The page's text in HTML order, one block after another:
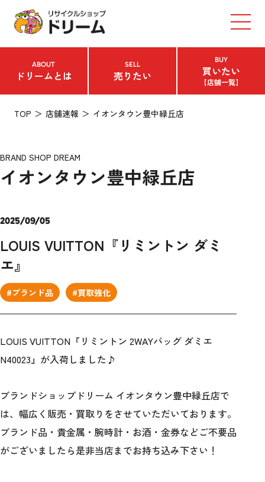
ABOUT
ドリームとは
SELL
売りたい
BUY
買いたい
【店舗一覧】
TOP 店舗速報 イオンタウン豊中緑丘店
BRAND SHOP DREAM
イオンタウン豊中緑丘店
2025/09/05
LOUIS VUITTON『リミントン ダミ
エ』
#ブランド品 #買取強化
LOUIS VUITTON『リミントン 2WAYバッグ ダミエ
N40023』が入荷しました♪
ブランドショップドリーム イオンタウン豊中緑丘店で
は、幅広く販売・買取りをさせていただいております。
ブランド品・貴金属・腕時計・お酒・金券などご不要品
がございましたら是非当店までお持ち込み下さい！